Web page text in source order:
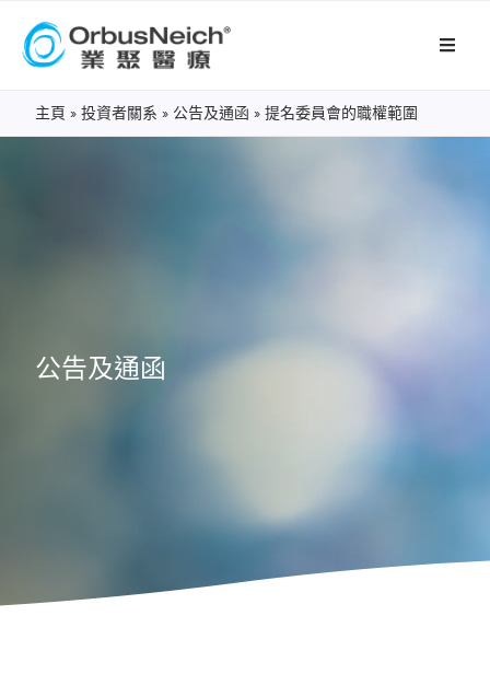
主頁 » 投資者關系 » 公告及通函 » 提名委員會的職權範圍
公告及通函